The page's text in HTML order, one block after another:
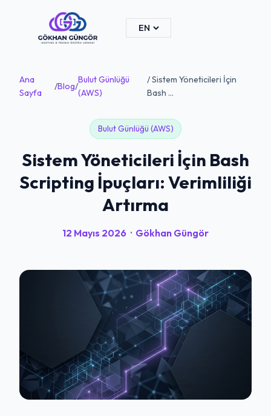
Ana
Sayfa
/Blog/
Bulut Günlüğü
(AWS)
/ Sistem Yöneticileri İçin
Bash ...
Bulut Günlüğü (AWS)
Sistem Yöneticileri İçin Bash
Scripting İpuçları: Verimliliği
Artırma
12 Mayıs 2026 · Gökhan Güngör